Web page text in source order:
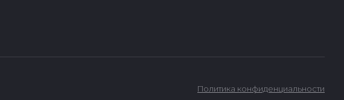
Политика конфиденциальности